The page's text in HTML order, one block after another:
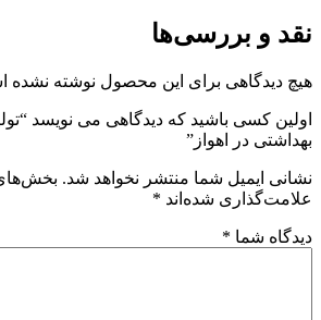
نقد و بررسی‌ها
هیچ دیدگاهی برای این محصول نوشته نشده
اولین کسی باشید که دیدگاهی می نویسد
بهداشتی در اهواز”
نشانی ایمیل شما منتشر نخواهد شد. بخش‌های
علامت‌گذاری شده‌اند *
دیدگاه شما *